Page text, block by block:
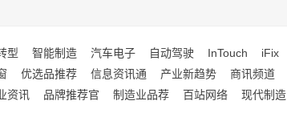
型 智能制造 汽车电子 自动驾驶 InTouch iFix
优选品推荐 信息资讯通 产业新趋势 商讯频道
资讯 品牌推荐官 制造业品荐 百站网络 现代制造